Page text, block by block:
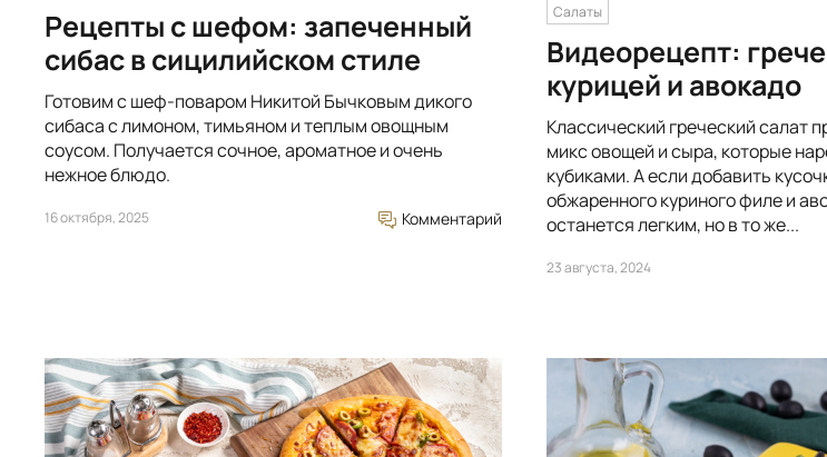
Рецепты с шефом: запеченный
сибас в сицилийском стиле
Готовим c шеф-поваром Никитой Бычковым дикого
сибаса с лимоном, тимьяном и теплым овощным
соусом. Получается сочное, ароматное и очень
нежное блюдо.
16 октября, 2025 Комментарий
Салаты
Видеорецепт:
курицей и авокадо
Классический греческий салат
микс овощей и сыра, которые
кубиками. А если добавить
обжаренного куриного филе и
останется легким, но в то же...
23 августа, 2024